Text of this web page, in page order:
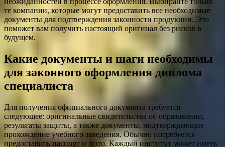
те компании, которые могут предоставить все необходимые
документы для подтверждения законности продукции. Это
поможет вам получить настоящий оригинал без рисков в
будущем.
Какие документы и шаги необходимы
для законного оформления диплома
специалиста
Для получения официального документа требуется
следующее: оригинальные свидетельства об образовании,
результаты защиты, а также документы, подтверждающие
прохождение учебного заведения. Обычно потребуется
предоставить паспорт и фото. Каждый институт может иметь